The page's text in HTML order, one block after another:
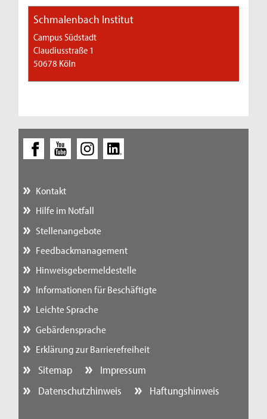
Schmalenbach Institut
Campus Südstadt
Claudiusstraße 1
50678 Köln
Kontakt
Hilfe im Notfall
Stellenangebote
Feedbackmanagement
Hinweisgebermeldestelle
Informationen für Beschäftigte
Leichte Sprache
Gebärdensprache
Erklärung zur Barrierefreiheit
Sitemap
Impressum
Datenschutzhinweis
Haftungshinweis